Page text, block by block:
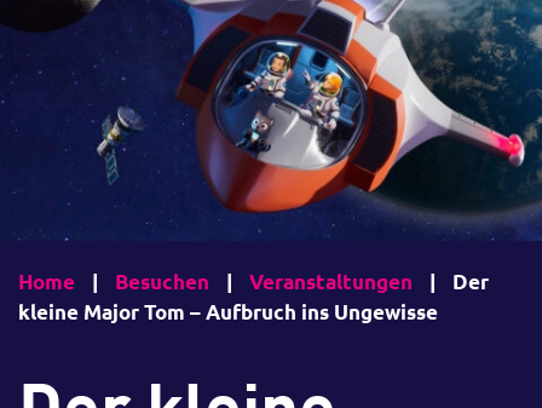
Home | Besuchen | Veranstaltungen |
Der
kleine Major Tom – Aufbruch ins Ungewisse